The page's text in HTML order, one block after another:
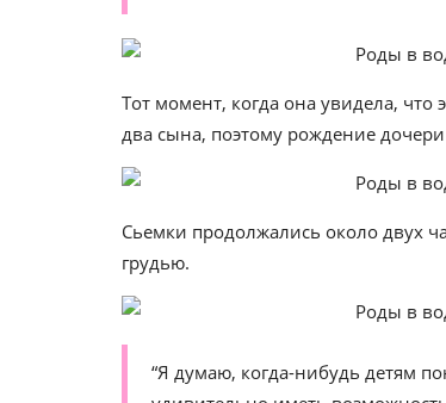
Тот момент, когда она увидела,
два сына, поэтому рождение
Сьемки продолжались около двух
грудью.
“Я думаю, когда-нибудь детям